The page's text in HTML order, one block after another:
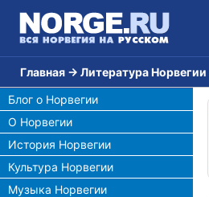
Главная → Литература Норвегии
Блог о Норвегии
О Норвегии
История Норвегии
Культура Норвегии
Музыка Норвегии